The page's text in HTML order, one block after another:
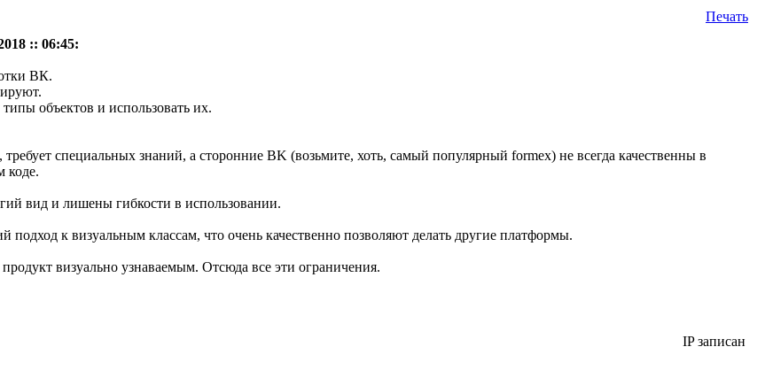
Печать
:: 06:45:
ВК.
объектов и использовать их.
специальных знаний, а сторонние BK (возьмите, хоть, самый популярный formex) не всегда качественны в
коде.
вид и лишены гибкости в использовании.
подход к визуальным классам, что очень качественно позволяют делать другие платформы.
визуально узнаваемым. Отсюда все эти ограничения.
IP записан